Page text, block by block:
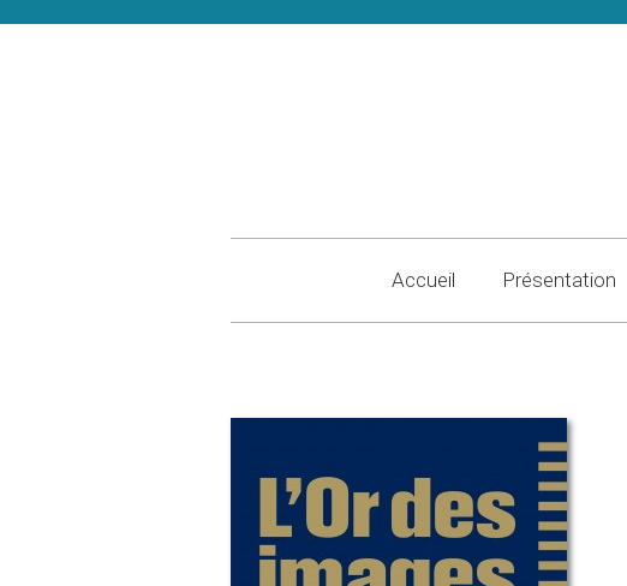
Accueil Présentation